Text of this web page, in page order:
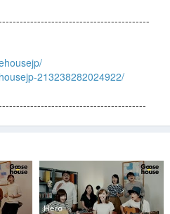
213238282024922/